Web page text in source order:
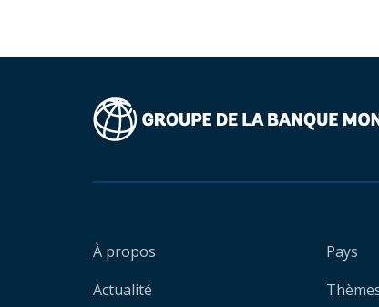
À propos
Actualité
Pays